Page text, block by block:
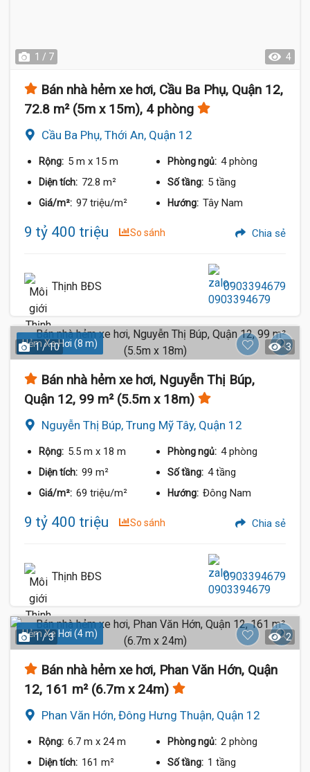
1 / 7 4
Bán nhà hẻm xe hơi, Cầu Ba Phụ, Quận 12,
72.8 m² (5m x 15m), 4 phòng
Cầu Ba Phụ, Thới An, Quận 12
Rộng: 5 m x 15 m Phòng ngủ: 4 phòng
Diện tích: 72.8 m² Số tầng: 5 tầng
Giá/m²: 97 triệu/m² Hướng: Tây Nam
9 tỷ 400 triệu So sánh Chia sẻ
Thịnh BĐS 0903394679
Hẻm Xe Hơi (8 m)
1 / 10 3
Bán nhà hẻm xe hơi, Nguyễn Thị Búp,
Quận 12, 99 m² (5.5m x 18m)
Nguyễn Thị Búp, Trung Mỹ Tây, Quận 12
Rộng: 5.5 m x 18 m Phòng ngủ: 4 phòng
Diện tích: 99 m² Số tầng: 4 tầng
Giá/m²: 69 triệu/m² Hướng: Đông Nam
9 tỷ 400 triệu So sánh Chia sẻ
Thịnh BĐS 0903394679
Hẻm Xe Hơi (4 m)
1 / 3 2
Bán nhà hẻm xe hơi, Phan Văn Hớn, Quận
12, 161 m² (6.7m x 24m)
Phan Văn Hớn, Đông Hưng Thuận, Quận 12
Rộng: 6.7 m x 24 m Phòng ngủ: 2 phòng
Diện tích: 161 m² Số tầng: 1 tầng